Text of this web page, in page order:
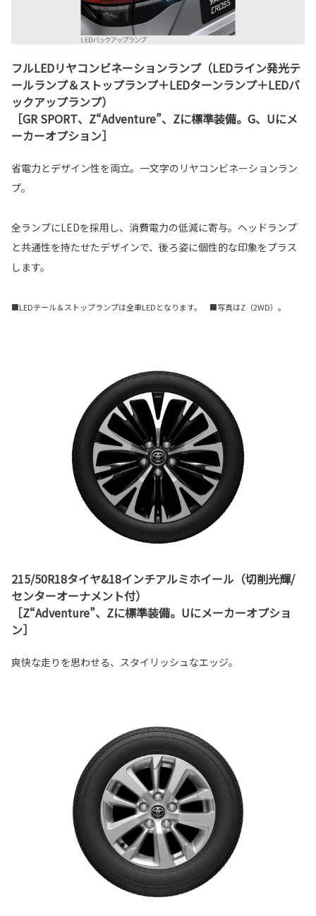
フルLEDリヤコンビネーションランプ（LEDライン発光テ
ールランプ＆ストップランプ＋LEDターンランプ＋LEDバ
ックアップランプ）
［GR SPORT、Z“Adventure”、Zに標準装備。G、Uにメ
ーカーオプション］
省電力とデザイン性を両立。一文字のリヤコンビネーションラン
プ。
全ランプにLEDを採用し、消費電力の低減に寄与。ヘッドランプ
と共通性を持たせたデザインで、後ろ姿に個性的な印象をプラス
します。
■LEDテール＆ストップランプは全車LEDとなります。 ■写真はZ（2WD）。
215/50R18タイヤ&18インチアルミホイール（切削光輝/
センターオーナメント付）
［Z“Adventure”、Zに標準装備。Uにメーカーオプショ
ン］
爽快な走りを思わせる、スタイリッシュなエッジ。